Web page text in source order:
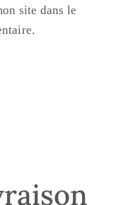
site dans le